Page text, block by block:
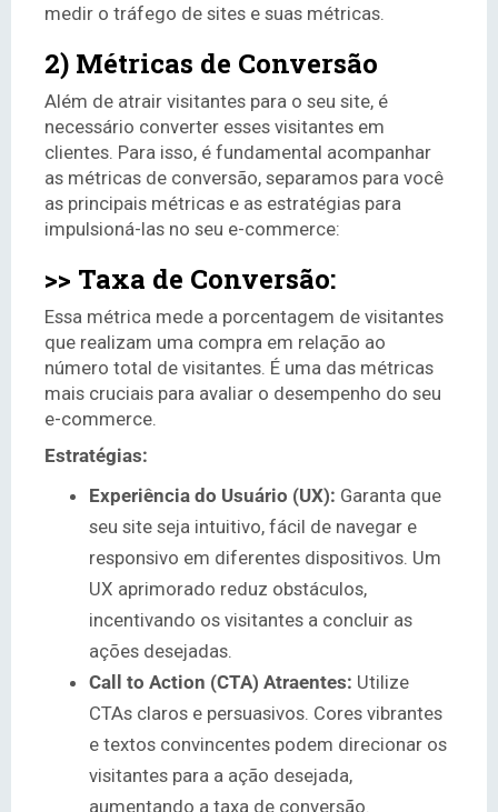
medir o tráfego de sites e suas métricas.
2) Métricas de Conversão
Além de atrair visitantes para o seu site, é
necessário converter esses visitantes em
clientes. Para isso, é fundamental acompanhar
as métricas de conversão, separamos para você
as principais métricas e as estratégias para
impulsioná-las no seu e-commerce:
>> Taxa de Conversão:
Essa métrica mede a porcentagem de visitantes
que realizam uma compra em relação ao
número total de visitantes. É uma das métricas
mais cruciais para avaliar o desempenho do seu
e-commerce.
Estratégias:
Experiência do Usuário (UX): Garanta que
seu site seja intuitivo, fácil de navegar e
responsivo em diferentes dispositivos. Um
UX aprimorado reduz obstáculos,
incentivando os visitantes a concluir as
ações desejadas.
Call to Action (CTA) Atraentes: Utilize
CTAs claros e persuasivos. Cores vibrantes
e textos convincentes podem direcionar os
visitantes para a ação desejada,
aumentando a taxa de conversão.